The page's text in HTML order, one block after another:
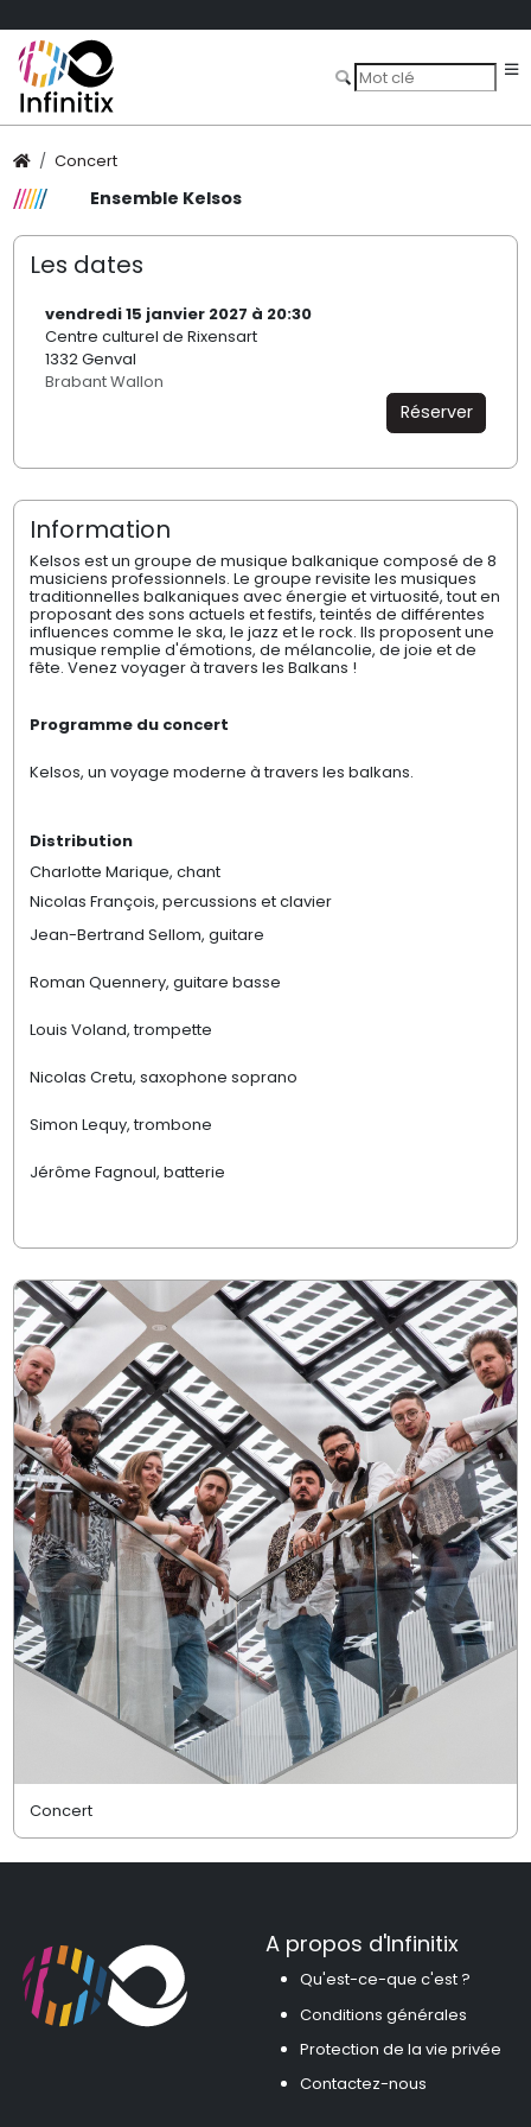
Concert
Ensemble Kelsos
Les dates
vendredi 15 janvier 2027 à 20:30
Centre culturel de Rixensart
1332 Genval
Brabant Wallon
Réserver
Information
Kelsos est un groupe de musique balkanique composé de 8
musiciens professionnels. Le groupe revisite les musiques
traditionnelles balkaniques avec énergie et virtuosité, tout en
proposant des sons actuels et festifs, teintés de différentes
influences comme le ska, le jazz et le rock. Ils proposent une
musique remplie d'émotions, de mélancolie, de joie et de
fête. Venez voyager à travers les Balkans !
Programme du concert
Kelsos, un voyage moderne à travers les balkans.
Distribution
Charlotte Marique, chant
Nicolas François, percussions et clavier
Jean-Bertrand Sellom, guitare
Roman Quennery, guitare basse
Louis Voland, trompette
Nicolas Cretu, saxophone soprano
Simon Lequy, trombone
Jérôme Fagnoul, batterie
Concert
A propos d'Infinitix
Qu'est-ce-que c'est ?
Conditions générales
Protection de la vie privée
Contactez-nous